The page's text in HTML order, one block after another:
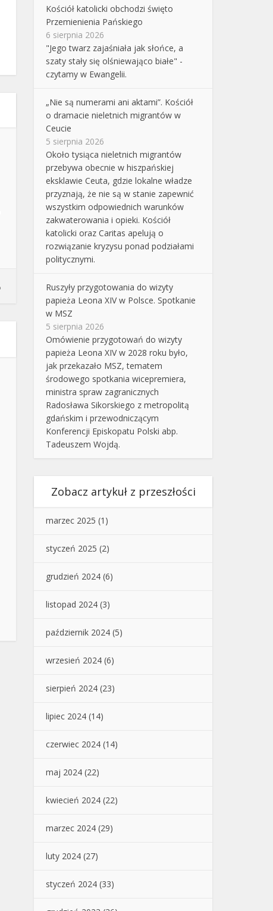
Kościół katolicki obchodzi święto
Przemienienia Pańskiego
6 sierpnia 2026
"Jego twarz zajaśniała jak słońce, a
szaty stały się olśniewająco białe" -
czytamy w Ewangelii.
„Nie są numerami ani aktami”. Kościół
o dramacie nieletnich migrantów w
Ceucie
5 sierpnia 2026
Około tysiąca nieletnich migrantów
przebywa obecnie w hiszpańskiej
eksklawie Ceuta, gdzie lokalne władze
przyznają, że nie są w stanie zapewnić
wszystkim odpowiednich warunków
zakwaterowania i opieki. Kościół
katolicki oraz Caritas apelują o
rozwiązanie kryzysu ponad podziałami
politycznymi.
Ruszyły przygotowania do wizyty
papieża Leona XIV w Polsce. Spotkanie
w MSZ
5 sierpnia 2026
Omówienie przygotowań do wizyty
papieża Leona XIV w 2028 roku było,
jak przekazało MSZ, tematem
środowego spotkania wicepremiera,
ministra spraw zagranicznych
Radosława Sikorskiego z metropolitą
gdańskim i przewodniczącym
Konferencji Episkopatu Polski abp.
Tadeuszem Wojdą.
Zobacz artykuł z przeszłości
marzec 2025 (1)
styczeń 2025 (2)
grudzień 2024 (6)
listopad 2024 (3)
październik 2024 (5)
wrzesień 2024 (6)
sierpień 2024 (23)
lipiec 2024 (14)
czerwiec 2024 (14)
maj 2024 (22)
kwiecień 2024 (22)
marzec 2024 (29)
luty 2024 (27)
styczeń 2024 (33)